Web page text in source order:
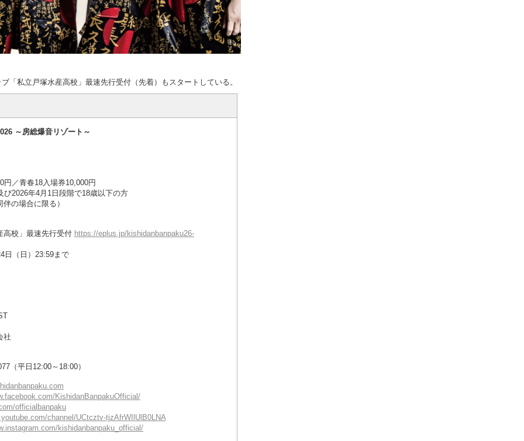
「私立戸塚水産高校」最速先行受付（先着）もスタートしている。
～房総爆音リゾート～
円／青春18入場券10,000円
2026年4月1日段階で18歳以下の方
の場合に限る）
高校」最速先行受付 https://eplus.jp/kishidanbanpaku26-
日（日）23:59まで
社
（平日12:00～18:00）
KishidanBanpakuOfficial/
officialbanpaku
channel/UCtcztv-tjzAfrWIlUlB0LNA
kishidanbanpaku_official/